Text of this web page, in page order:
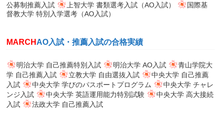
公募制推薦入試
上智大学 書類選考入試（AO入試）
国際基
督教大学 特別入学選考（AO入試）
MARCH AO入試・推薦入試の合格実績
明治大学 自己推薦特別入試 明治大学 AO入試
青山学院大
学 自己推薦入試
立教大学 自由選抜入試
中央大学 自己推薦
入試
中央大学 学びのパスポートプログラム
中央大学 チャレ
ンジ入試
中央大学 英語運用能力特別試験
中央大学 高大接続
入試
法政大学 自己推薦入試